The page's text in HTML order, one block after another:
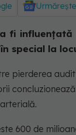
fi
special la
pierderea
600 de